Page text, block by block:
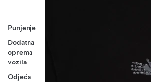
Punjenje
Dodatna
oprema
vozila
Odjeća